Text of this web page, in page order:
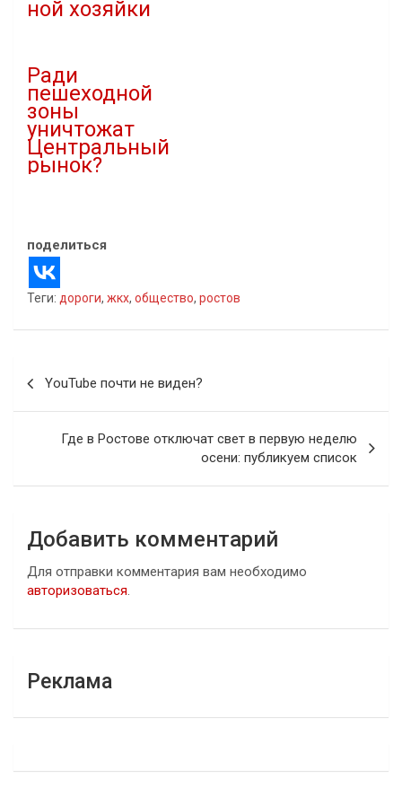
ной хозяйки
Ради
пешеходной
зоны
уничтожат
Центральный
рынок?
поделиться
Теги: дороги, жкх, общество, ростов
записям
YouTube почти не виден?
Где в Ростове отключат свет в первую неделю
осени: публикуем список
Добавить комментарий
Для отправки комментария вам необходимо
авторизоваться.
Реклама